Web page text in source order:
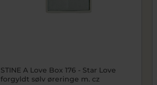
STINE A Love Box 176 - Star Love
forgyldt sølv øreringe m. cz